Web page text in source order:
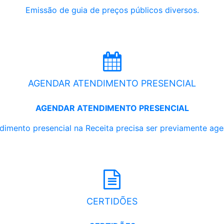
Emissão de guia de preços públicos diversos.
AGENDAR ATENDIMENTO PRESENCIAL
AGENDAR ATENDIMENTO PRESENCIAL
presencial na Receita precisa ser previamente
CERTIDÕES